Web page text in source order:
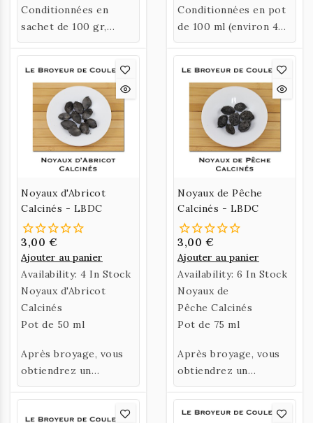
utilisation plus facile.
Conditionnées en
sachet de 100 gr,
existe aussi en pot de
100 ml (environ 40 gr).
utilisation plus facile.
Conditionnées en pot
de 100 ml (environ 40
gr), existe aussi en
sachet de 100 gr.
Noyaux d'Abricot
Calcinés - LBDC
3,00 €
Ajouter au panier
Availability: 4 In Stock
Noyaux d'Abricot
Calcinés
Pot de 50 ml
Après broyage, vous
obtiendrez un
pigment noir
Noyaux de Pêche
Calcinés - LBDC
3,00 €
Ajouter au panier
Availability: 6 In Stock
Noyaux de
Pêche Calcinés
Pot de 75 ml
Après broyage, vous
obtiendrez un
pigment noir